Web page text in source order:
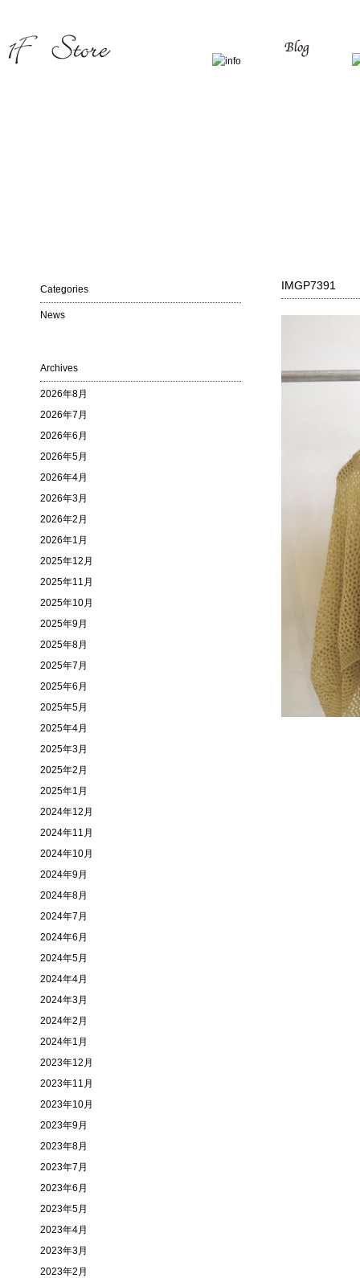
IMGP7391
Categories
News
Archives
2026年8月
2026年7月
2026年6月
2026年5月
2026年4月
2026年3月
2026年2月
2026年1月
2025年12月
2025年11月
2025年10月
2025年9月
2025年8月
2025年7月
2025年6月
2025年5月
2025年4月
2025年3月
2025年2月
2025年1月
2024年12月
2024年11月
2024年10月
2024年9月
2024年8月
2024年7月
2024年6月
2024年5月
2024年4月
2024年3月
2024年2月
2024年1月
2023年12月
2023年11月
2023年10月
2023年9月
2023年8月
2023年7月
2023年6月
2023年5月
2023年4月
2023年3月
2023年2月